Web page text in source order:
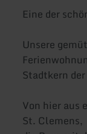
Eine der
Unsere
Stadtkern
Von hier aus
St. Clemens,